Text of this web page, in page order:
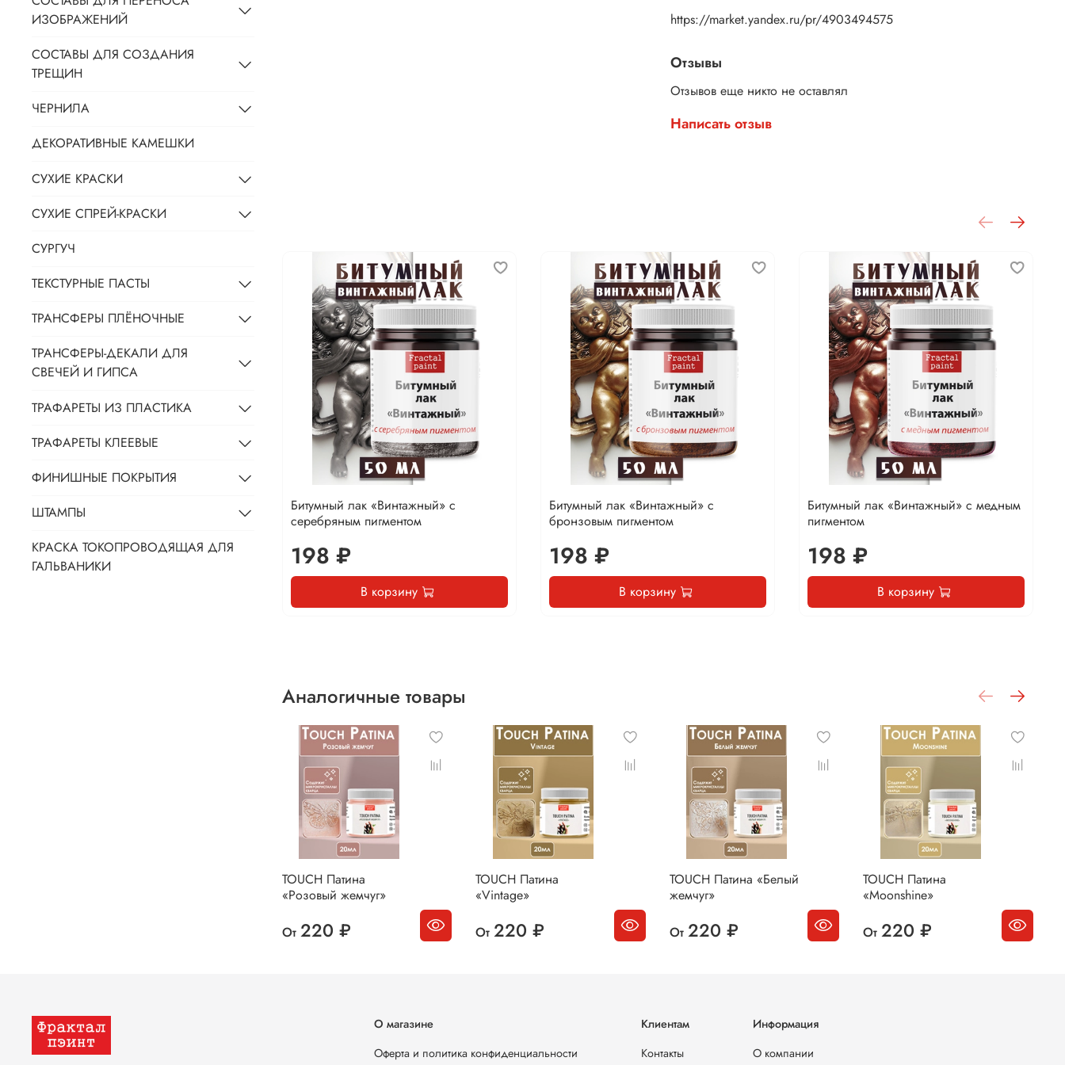
https://market.yandex.ru/pr/4903494575
Отзывы
Отзывов еще никто не оставлял
Написать отзыв
Битумный лак «Винтажный» с
серебряным пигментом
198 ₽
В корзину
Битумный лак «Винтажный» с
бронзовым пигментом
198 ₽
В корзину
Битумный лак «Винтажный» с медным
пигментом
198 ₽
В корзину
Аналогичные товары
TOUCH Патина
«Розовый жемчуг»
От 220 ₽
TOUCH Патина
«Vintage»
От 220 ₽
TOUCH Патина «Белый
жемчуг»
От 220 ₽
TOUCH Патина
«Moonshine»
От 220 ₽
ИЗОБРАЖЕНИЙ
СОСТАВЫ ДЛЯ СОЗДАНИЯ
ТРЕЩИН
ЧЕРНИЛА
ДЕКОРАТИВНЫЕ КАМЕШКИ
СУХИЕ КРАСКИ
СУХИЕ СПРЕЙ-КРАСКИ
СУРГУЧ
ТЕКСТУРНЫЕ ПАСТЫ
ТРАНСФЕРЫ ПЛЁНОЧНЫЕ
ТРАНСФЕРЫ-ДЕКАЛИ ДЛЯ
СВЕЧЕЙ И ГИПСА
ТРАФАРЕТЫ ИЗ ПЛАСТИКА
ТРАФАРЕТЫ КЛЕЕВЫЕ
ФИНИШНЫЕ ПОКРЫТИЯ
ШТАМПЫ
КРАСКА ТОКОПРОВОДЯЩАЯ ДЛЯ
ГАЛЬВАНИКИ
О магазине
Оферта и политика конфиденциальности
Клиентам
Контакты
Информация
О компании